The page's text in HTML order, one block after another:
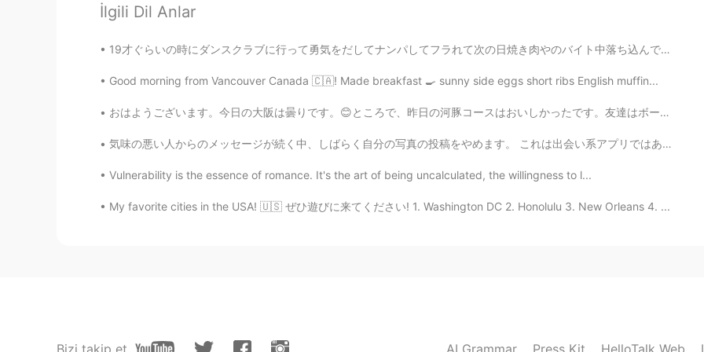
洪波Benny 2021.05.30 15:28
İlgili Dil Anlar
19才ぐらいの時にダンスクラブに行って勇気をだしてナンパしてフラれて次の日焼き肉やのバイト中落ち込んでた時のこと キッチンのオッサン:どうした？元気ないじゃん、クラブどうだった？ Me:ナンパ...
Good morning from Vancouver Canada 🇨🇦! Made breakfast 🍳 sunny side eggs short ribs English muffin...
おはようございます。今日の大阪は曇りです。😊ところで、昨日の河豚コースはおいしかったです。友達はボーナスがもらったので、ご馳走されました。私はボーナスがありません。😭話が変わりますが、仕事の休憩...
気味の悪い人からのメッセージが続く中、しばらく自分の写真の投稿をやめます。 これは出会い系アプリではありません。 あなたが絶望的であるならば、Tinderに進んでください。 I will st...
Vulnerability is the essence of romance. It's the art of being uncalculated, the willingness to l...
My favorite cities in the USA! 🇺🇸 ぜひ遊びに来てください! 1. Washington DC 2. Honolulu 3. New Orleans 4. ...
Bizi takip et AI Grammar Press Kit HelloTalk Web